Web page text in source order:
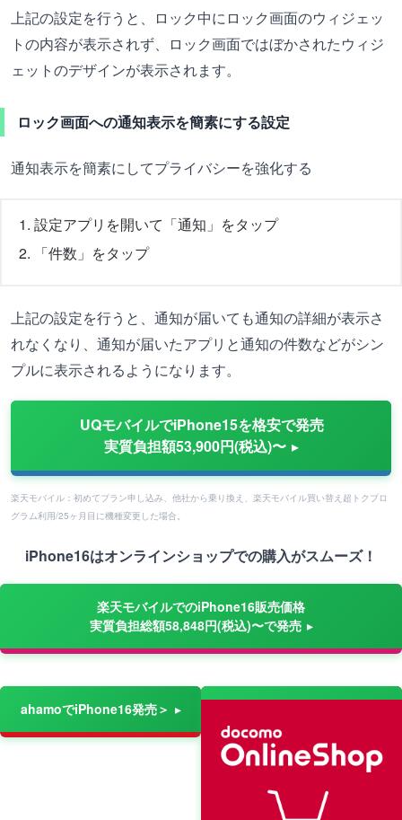
上記の設定を行うと、ロック中にロック画面のウィジェッ
トの内容が表示されず、ロック画面ではぼかされたウィジ
ェットのデザインが表示されます。
ロック画面への通知表示を簡素にする設定
通知表示を簡素にしてプライバシーを強化する
設定アプリを開いて「通知」をタップ
「件数」をタップ
上記の設定を行うと、通知が届いても通知の詳細が表示さ
れなくなり、通知が届いたアプリと通知の件数などがシン
プルに表示されるようになります。
UQモバイルでiPhone15を格安で発売
実質負担額53,900円(税込)〜
楽天モバイル：初めてプラン申し込み、他社から乗り換え、楽天モバイル買い替え超トクプロ
グラム利用/25ヶ月目に機種変更した場合。
iPhone16はオンラインショップでの購入がスムーズ！
楽天モバイルでのiPhone16販売価格
実質負担総額58,848円(税込)〜で発売
ahamoでiPhone16発売＞